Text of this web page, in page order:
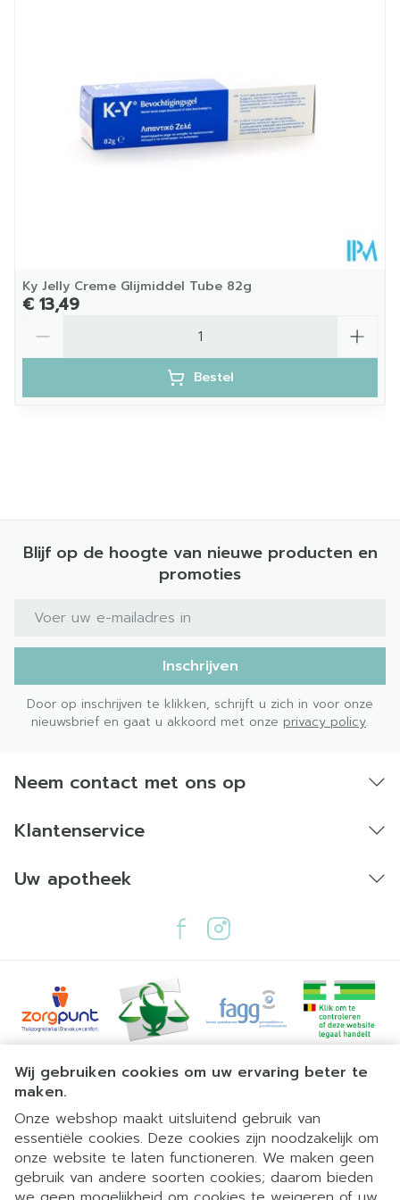
Wij gebruiken cookies om uw ervaring beter te
maken.
Onze webshop maakt uitsluitend gebruik van
essentiële cookies. Deze cookies zijn noodzakelijk om
onze website te laten functioneren. We maken geen
gebruik van andere soorten cookies; daarom bieden
Behoud
Kamertemperatuur (15°C -
25°C)
Ky Jelly Creme Glijmiddel Tube 82g
€ 13,49
Bestel
Blijf op de hoogte van nieuwe producten en
promoties
E-mail adres
Inschrijven
Door op inschrijven te klikken, schrijft u zich in voor onze
nieuwsbrief en gaat u akkoord met onze privacy policy.
Neem contact met ons op
Klantenservice
Uw apotheek
Juridische links